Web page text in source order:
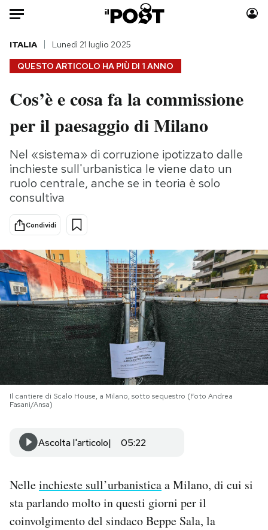
HOME
Italia
Politica
Tecnologia
Internet
Scienza
Cultura
Economia
Moda
Consumismi
Storie/Idee
Ok Boomer!
Media
PODCAST
NEWSLETTER
I MIEI PREFERITI
SHOP
CALENDARIO
AREA PERSONALE
Area Personale
QUESTO ARTICOLO HA PIÙ DI 1 ANNO
ITALIA Lunedì 21 luglio 2025
Cos’è e cosa fa la commissione
per il paesaggio di Milano
Nel «sistema» di corruzione ipotizzato dalle
inchieste sull'urbanistica le viene dato un
ruolo centrale, anche se in teoria è solo
consultiva
Condividi
Il cantiere di Scalo House, a Milano, sotto sequestro (Foto Andrea
Fasani/Ansa)
Ascolta l'articolo 05:22
Nelleinchieste sull’urbanisticaa Milano, di cui si
sta parlando molto in questi giorni per il
coinvolgimento del sindaco Beppe Sala, la